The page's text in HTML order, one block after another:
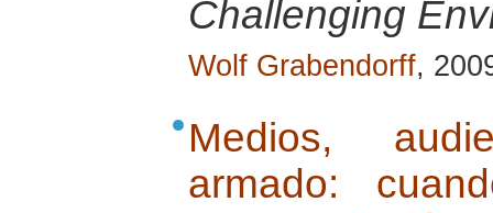
Challenging
Wolf Grabendorff,
Medios,
armado: